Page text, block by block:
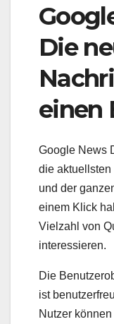
Die
einen
Google News
die aktuellsten
und der
einem Klick
Vielzahl von
interessieren.
Die
ist
Nutzer